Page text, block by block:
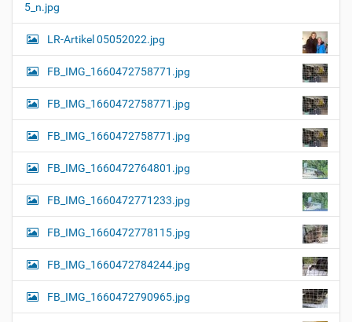
5_n.jpg
LR-Artikel 05052022.jpg
FB_IMG_1660472758771.jpg
FB_IMG_1660472758771.jpg
FB_IMG_1660472758771.jpg
FB_IMG_1660472764801.jpg
FB_IMG_1660472771233.jpg
FB_IMG_1660472778115.jpg
FB_IMG_1660472784244.jpg
FB_IMG_1660472790965.jpg